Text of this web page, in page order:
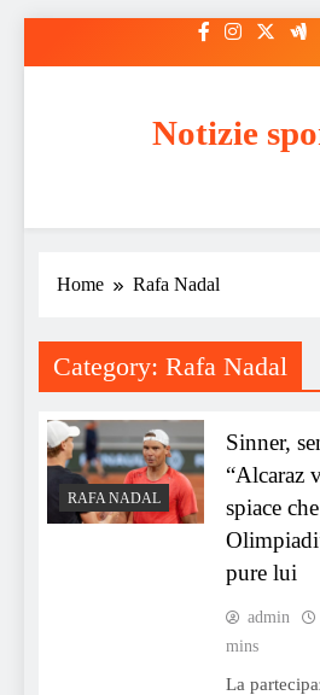
Notizie
Home Rafa Nadal
Category: Rafa Nadal
RAFA NADAL
Sinner,
“Alcaraz
spiace
pure lui
admin
mins
La